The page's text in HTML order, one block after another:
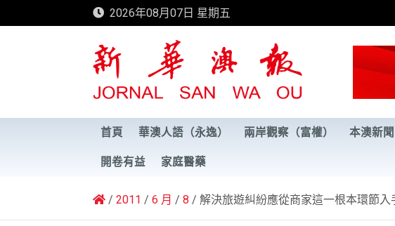
to
2026年08月07日 星期五
新華澳報
首頁 華澳人語（永逸） 兩岸觀察（富權） 本澳新聞
開卷有益 家庭醫藥
2011 6 月 8 解決旅遊糾紛應從商家這一根本環節入